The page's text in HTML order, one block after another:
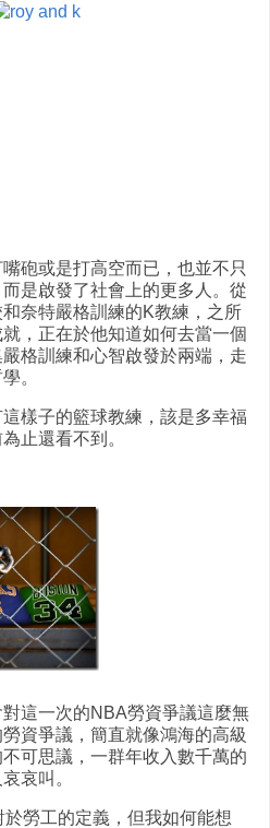
砲或是打高空而已，也並不只
是啟發了社會上的更多人。從
奈特嚴格訓練的K教練，之所
，正在於他知道如何去當一個
格訓練和心智啟發於兩端，走
。
樣子的籃球教練，該是多幸福
止還看不到。
這一次的NBA勞資爭議這麼無
資爭議，簡直就像鴻海的高級
可思議，一群年收入數千萬的
哀叫。
勞工的定義，但我如何能想